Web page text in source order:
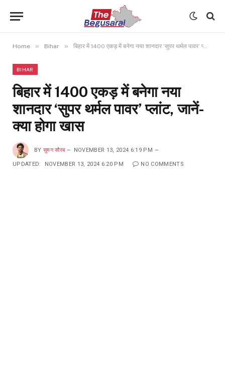
Home » Bihar » बिहार में 1400 एकड़ में बनेगा नया शानदार ‘सुपर थर्मल पावर’ प्लांट, जानें- क्या होगा खास
BIHAR
बिहार में 1400 एकड़ में बनेगा नया
शानदार ‘सुपर थर्मल पावर’ प्लांट, जानें-
क्या होगा खास
BY सुमन सौरब NOVEMBER 13, 2024 6:19 PM
UPDATED: NOVEMBER 13, 2024 6:20 PM NO COMMENTS